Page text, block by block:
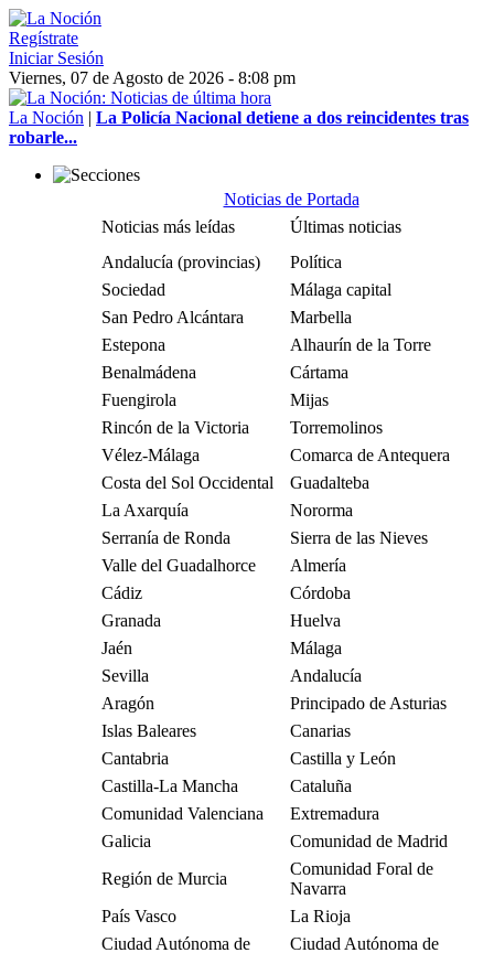
Regístrate
Iniciar Sesión
Viernes, 07 de Agosto de 2026 - 8:08 pm
La Noción | La Policía Nacional detiene a dos reincidentes tras
robarle...
Noticias de Portada
Noticias más leídas
Últimas noticias
Andalucía (provincias)
Política
Sociedad
Málaga capital
San Pedro Alcántara
Marbella
Estepona
Alhaurín de la Torre
Benalmádena
Cártama
Fuengirola
Mijas
Rincón de la Victoria
Torremolinos
Vélez-Málaga
Comarca de Antequera
Costa del Sol Occidental
Guadalteba
La Axarquía
Nororma
Serranía de Ronda
Sierra de las Nieves
Valle del Guadalhorce
Almería
Cádiz
Córdoba
Granada
Huelva
Jaén
Málaga
Sevilla
Andalucía
Aragón
Principado de Asturias
Islas Baleares
Canarias
Cantabria
Castilla y León
Castilla-La Mancha
Cataluña
Comunidad Valenciana
Extremadura
Galicia
Comunidad de Madrid
Región de Murcia
Comunidad Foral de
Navarra
País Vasco
La Rioja
Ciudad Autónoma de
Ciudad Autónoma de